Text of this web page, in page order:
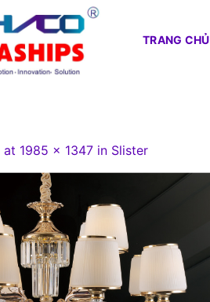
TRANG CHỦ
at 1985 × 1347 in Slister